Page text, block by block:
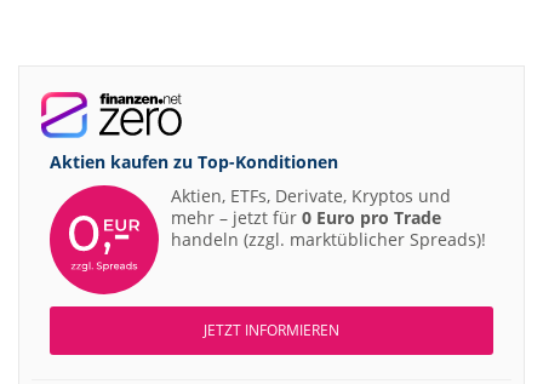
Aktien kaufen zu Top-Konditionen
Aktien, ETFs, Derivate, Kryptos und
mehr – jetzt für 0 Euro pro Trade
handeln (zzgl. marktüblicher Spreads)!
JETZT INFORMIEREN